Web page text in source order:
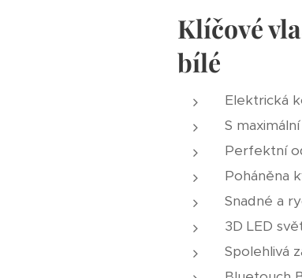
Klíčové
bílé
Elektrická
S
Perfektní
Poháněna
Snadné a
3D LED
Spolehlivá